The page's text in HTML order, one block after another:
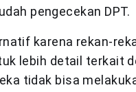
pengecekan DPT.
karena rekan-
lebih detail terkait
tidak bisa